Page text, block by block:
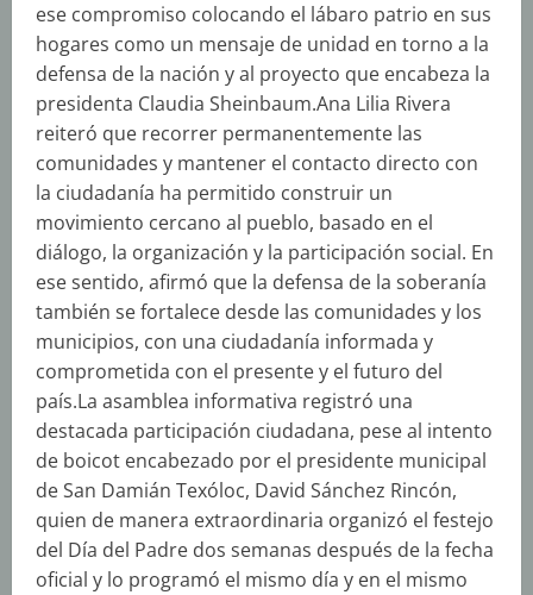
ese compromiso colocando el lábaro patrio en sus
hogares como un mensaje de unidad en torno a la
defensa de la nación y al proyecto que encabeza la
presidenta Claudia Sheinbaum.Ana Lilia Rivera
reiteró que recorrer permanentemente las
comunidades y mantener el contacto directo con
la ciudadanía ha permitido construir un
movimiento cercano al pueblo, basado en el
diálogo, la organización y la participación social. En
ese sentido, afirmó que la defensa de la soberanía
también se fortalece desde las comunidades y los
municipios, con una ciudadanía informada y
comprometida con el presente y el futuro del
país.La asamblea informativa registró una
destacada participación ciudadana, pese al intento
de boicot encabezado por el presidente municipal
de San Damián Texóloc, David Sánchez Rincón,
quien de manera extraordinaria organizó el festejo
del Día del Padre dos semanas después de la fecha
oficial y lo programó el mismo día y en el mismo